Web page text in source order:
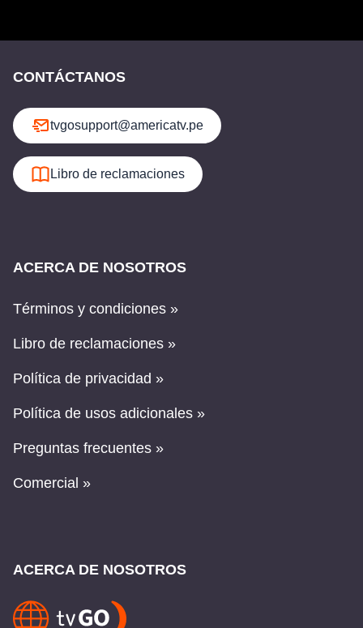
CONTÁCTANOS
tvgosupport@americatv.pe
Libro de reclamaciones
ACERCA DE NOSOTROS
Términos y condiciones »
Libro de reclamaciones »
Política de privacidad »
Política de usos adicionales »
Preguntas frecuentes »
Comercial »
ACERCA DE NOSOTROS